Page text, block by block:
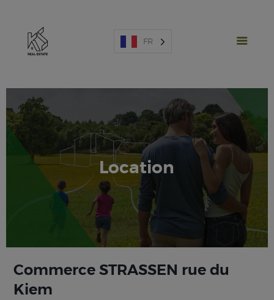
FR
Location
PROJETS NEUFS
VENTE
LOCATION
ESPAGNE
A PROPOS
ESTIMATION
Commerce STRASSEN rue du
Kiem